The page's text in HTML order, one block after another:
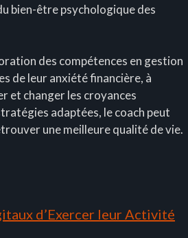
bien-être psychologique des
des compétences en gestion
de leur anxiété financière, à
et changer les croyances
adaptées, le coach peut
une meilleure qualité de vie.
d’Exercer leur Activité